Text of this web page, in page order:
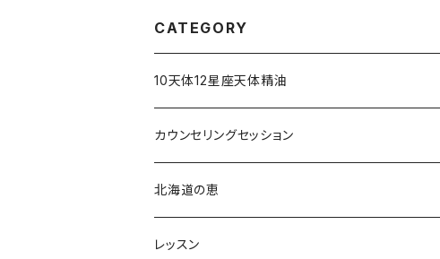
CATEGORY
10天体12星座天体精油
占星術アロマミスト
カウンセリングセッション
占星術アロマテラピー®︎
占星術フラワーエッセンス
北海道の恵
レッスン